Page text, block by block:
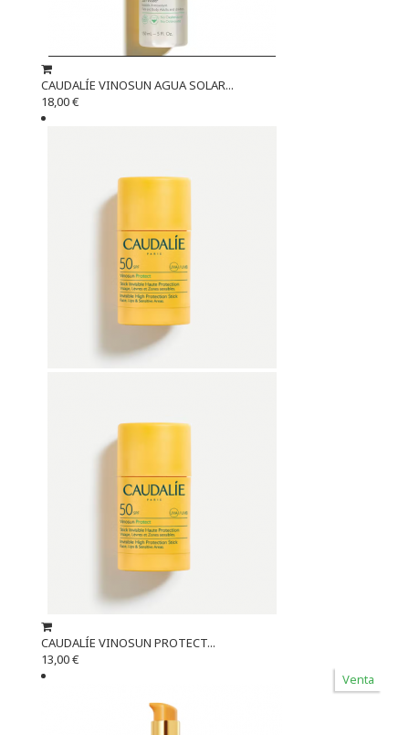
CAUDALÍE VINOSUN AGUA SOLAR...
18,00 €
CAUDALÍE VINOSUN PROTECT...
13,00 €
Venta